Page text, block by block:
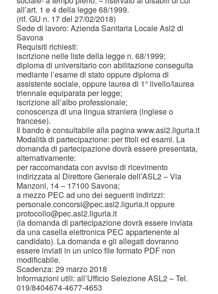
all’art. 1 e 4 della legge 68/1999.
(rif. GU n. 17 del 27/02/2018)
Sede di lavoro: Azienda Sanitaria Locale Asl2 di
Savona
Requisiti richiesti:
iscrizione nelle liste della legge n. 68/1999;
diploma di universitario con abilitazione conseguita
mediante l’esame di stato oppure diploma di
assistente sociale, oppure laurea di 1° livello/laurea
triennale equiparata per legge;
iscrizione all’albo professionale;
conoscenza di una lingua straniera (inglese o
francese).
Il bando è consultabile alla pagina www.asl2.liguria.it
Modalità di partecipazione: per titoli ed esami. La
domanda di partecipazione dovrà essere presentata,
alternativamente:
per raccomandata con avviso di ricevimento
indirizzata al Direttore Generale dell’ASL2 – Via
Manzoni, 14 – 17100 Savona;
a mezzo PEC ad uno dei seguenti indirizzi:
personale.concorsi@pec.asl2.liguria.it oppure
protocollo@pec.asl2.liguria.it
(la domanda di partecipazione dovrà essere inviata
da una casella elettronica PEC appartenente al
candidato). La domanda e gli allegati dovranno
essere inviati in un unico file formato PDF non
modificabile.
Scadenza: 29 marzo 2018
Informazioni utili: all’Ufficio Selezione ASL2 – Tel.
019/8404674-4677-4653